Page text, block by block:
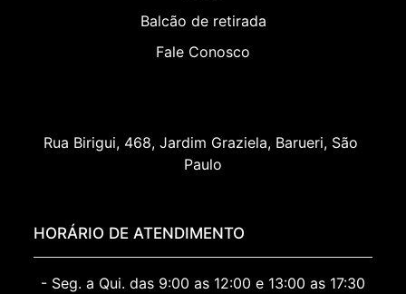
Balcão de retirada
Fale Conosco
Rua Birigui, 468, Jardim Graziela, Barueri, São
Paulo
HORÁRIO DE ATENDIMENTO
- Seg. a Qui. das 9:00 as 12:00 e 13:00 as 17:30